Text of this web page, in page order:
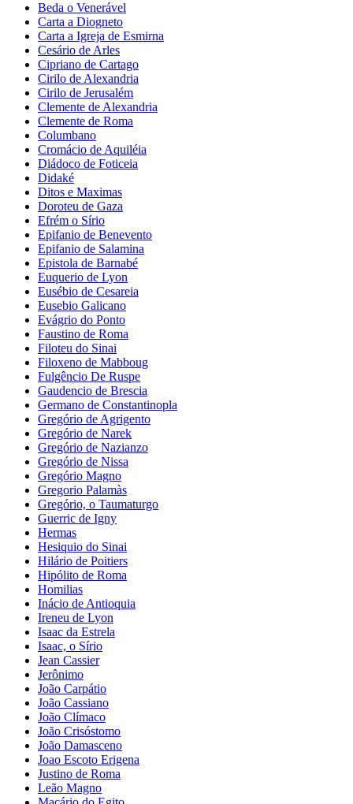
Beda o Venerável
Carta a Diogneto
Carta a Igreja de Esmirna
Cesário de Arles
Cipriano de Cartago
Cirilo de Alexandria
Cirilo de Jerusalém
Clemente de Alexandria
Clemente de Roma
Columbano
Cromácio de Aquiléia
Diádoco de Foticeia
Didaké
Ditos e Maximas
Doroteu de Gaza
Efrém o Sírio
Epifanio de Benevento
Epifanio de Salamina
Epistola de Barnabé
Euquerio de Lyon
Eusébio de Cesareia
Eusebio Galicano
Evágrio do Ponto
Faustino de Roma
Filoteu do Sinai
Filoxeno de Mabboug
Fulgêncio De Ruspe
Gaudencio de Brescia
Germano de Constantinopla
Gregório de Agrigento
Gregório de Narek
Gregório de Nazianzo
Gregório de Nissa
Gregório Magno
Gregorio Palamàs
Gregório, o Taumaturgo
Guerric de Igny
Hermas
Hesiquio do Sinai
Hilário de Poitiers
Hipólito de Roma
Homilias
Inácio de Antioquia
Ireneu de Lyon
Isaac da Estrela
Isaac, o Sírio
Jean Cassier
Jerônimo
João Carpátio
João Cassiano
João Clímaco
João Crisóstomo
João Damasceno
Joao Escoto Erigena
Justino de Roma
Leão Magno